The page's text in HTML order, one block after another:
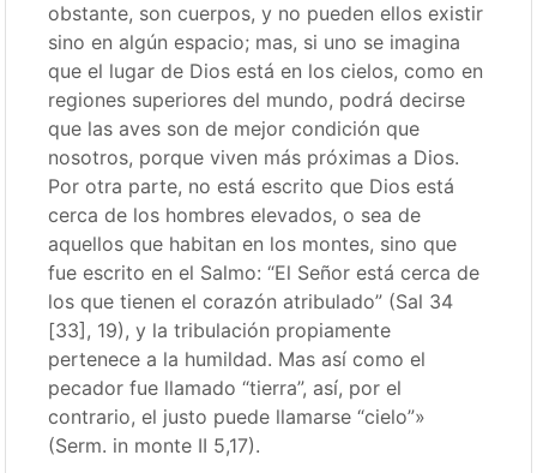
obstante, son cuerpos, y no pueden ellos existir
sino en algún espacio; mas, si uno se imagina
que el lugar de Dios está en los cielos, como en
regiones superiores del mundo, podrá decirse
que las aves son de mejor condición que
nosotros, porque viven más próximas a Dios.
Por otra parte, no está escrito que Dios está
cerca de los hombres elevados, o sea de
aquellos que habitan en los montes, sino que
fue escrito en el Salmo: “El Señor está cerca de
los que tienen el corazón atribulado” (Sal 34
[33], 19), y la tribulación propiamente
pertenece a la humildad. Mas así como el
pecador fue llamado “tierra”, así, por el
contrario, el justo puede llamarse “cielo”»
(Serm. in monte II 5,17).